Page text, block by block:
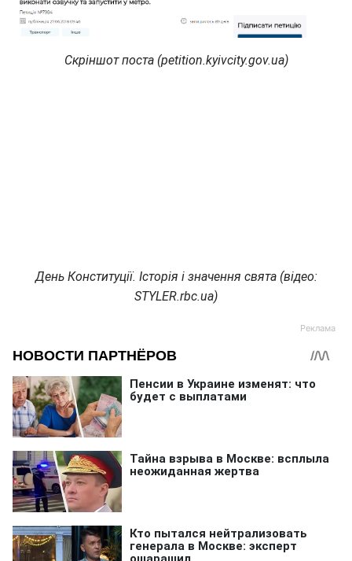
Скріншот поста (petition.kyivcity.gov.ua)
День Конституції. Історія і значення свята (відео:
STYLER.rbc.ua)